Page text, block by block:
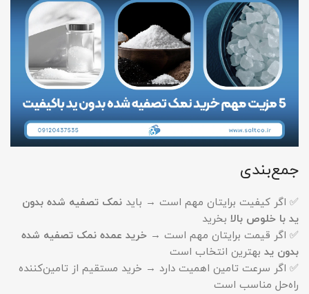
جمع‌بندی
✅ اگر کیفیت برایتان مهم است → باید نمک تصفیه شده بدون
ید با خلوص بالا بخرید
✅ اگر قیمت برایتان مهم است → خرید عمده نمک تصفیه شده
بدون ید بهترین انتخاب است
✅ اگر سرعت تامین اهمیت دارد → خرید مستقیم از تامین‌کننده
راه‌حل مناسب است